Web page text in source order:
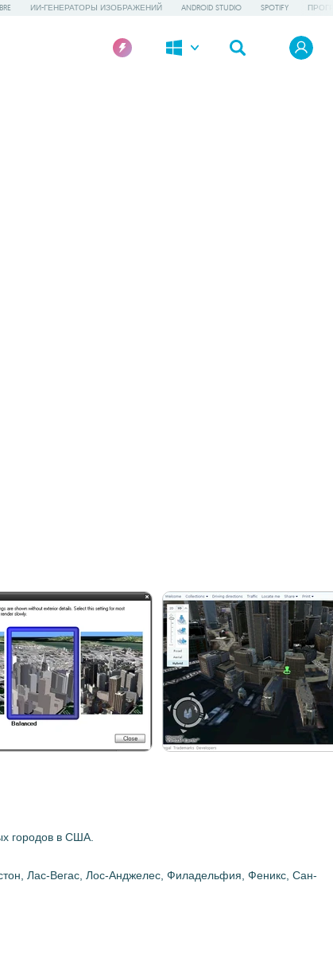
ИИ-ГЕНЕРАТОРЫ ИЗОБРАЖЕНИЙ ANDROID STUDIO SPOTIFY
городов в США.
Лас-Вегас, Лос-Анджелес, Филадельфия, Феникс, Сан-